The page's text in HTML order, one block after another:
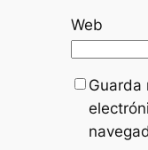
Web
Guarda